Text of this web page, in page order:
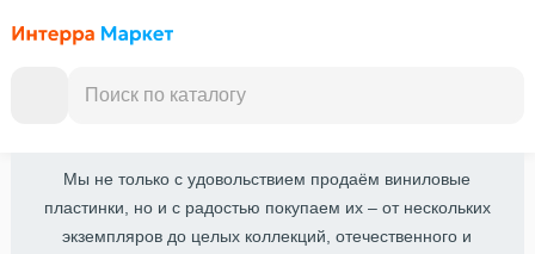
Мы не только с удовольствием продаём виниловые
пластинки, но и с радостью покупаем их – от нескольких
экземпляров до целых коллекций, отечественного и